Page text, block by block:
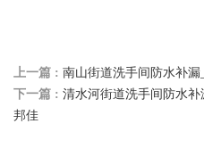
上一篇 : 南山街道洗手间防水补
下一篇 : 清水河街道洗手间防水
邦佳